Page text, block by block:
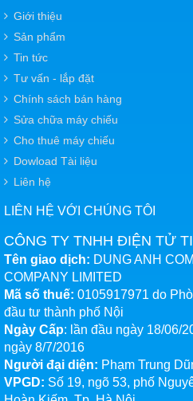
Giới thiệu
Sản phẩm
Tin tức
Tư vấn - lắp đặt
Chính sách bán hàng
Sửa chữa máy chiếu
Cho thuê máy chiếu
Dowload Tài liệu
Liên hệ
LIÊN HỆ VỚI CHÚNG TÔI
CÔNG TY TNHH ĐIỆN TỬ
Tên giao dịch: DUNG ANH
COMPANY LIMITED
Mã số thuế: 0105917971 do
đầu tư thành phố Nội
Ngày Cấp: lần đầu ngày 18/06/
ngày 8/7/2016
Người đại diện: Phạm Trung
VPGD: Số 19, ngõ 53, phố